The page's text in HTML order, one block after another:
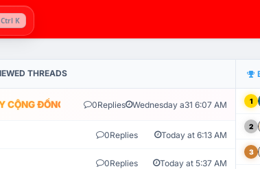
Ctrl K
THREADS
CỘNG ĐỒNG VLIKE.VN: HỆ THỐNG GIÁM SÁT TỰ
0Replies Wednesday a31 6:07 AM
0Replies Today at 6:13 AM
0Replies Today at 5:37 AM
1
2
3